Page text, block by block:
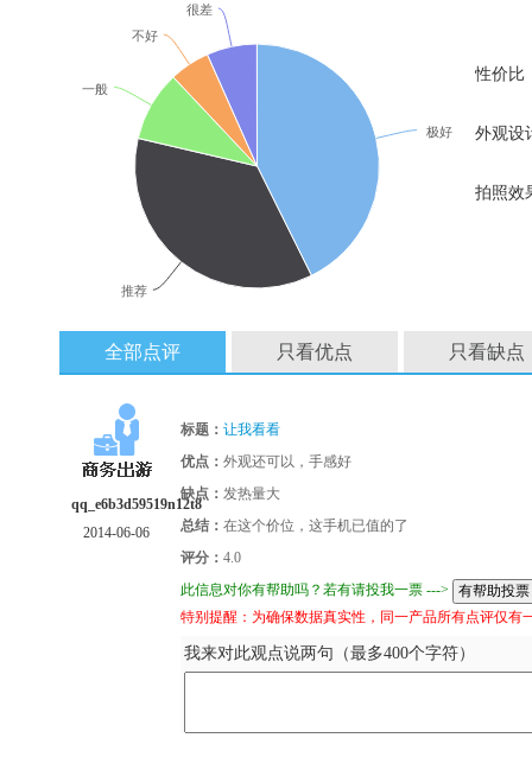
极好
推荐
一般
不好
很差
性价比
外观设
拍照效
全部点评 只看优点 只看缺点
qq_e6b3d59519n12t8
2014-06-06
标题： 让我看看
优点： 外观还可以，手感好
缺点： 发热量大
总结： 在这个价位，这手机已值的了
评分： 4.0
此信息对你有帮助吗？若有请投我一票 --->
特别提醒：为确保数据真实性，同一产品所有点评仅有
我来对此观点说两句（最多400个字符）